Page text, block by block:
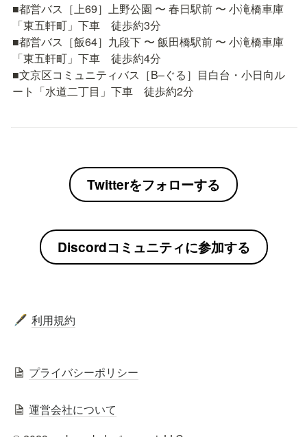
■都営バス［上69］上野公園 〜 春日駅前 〜 小滝橋車庫
「東五軒町」下車　徒歩約3分
■都営バス［飯64］九段下 〜 飯田橋駅前 〜 小滝橋車庫
「東五軒町」下車　徒歩約4分
■文京区コミュニティバス［B–ぐる］目白台・小日向ル
ート「水道二丁目」下車　徒歩約2分
Twitterをフォローする
Discordコミュニティに参加する
🖋️ 利用規約
プライバシーポリシー
運営会社について